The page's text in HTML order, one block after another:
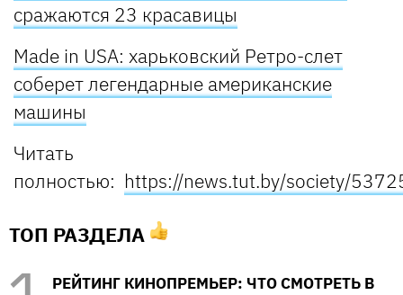
сражаются 23 красавицы
Made in USA: харьковский Ретро-слет
соберет легендарные американские
машины
Читать
полностью: https://news.tut.by/society/
ТОП РАЗДЕЛА
РЕЙТИНГ КИНОПРЕМЬЕР: ЧТО СМОТРЕТЬ В